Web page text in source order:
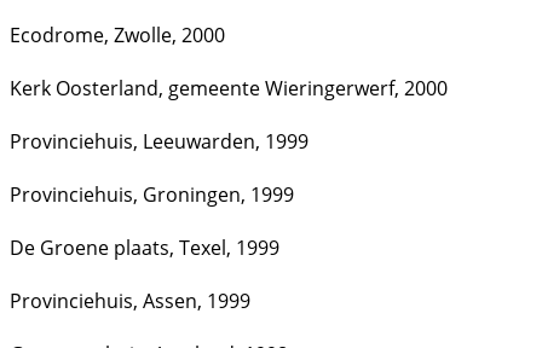
Ecodrome, Zwolle, 2000
Kerk Oosterland, gemeente Wieringerwerf, 2000
Provinciehuis, Leeuwarden, 1999
Provinciehuis, Groningen, 1999
De Groene plaats, Texel, 1999
Provinciehuis, Assen, 1999